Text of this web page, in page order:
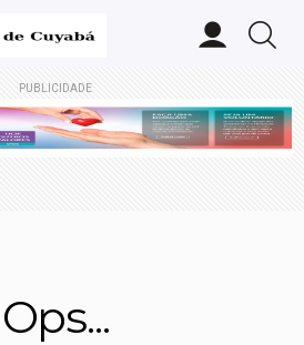
PUBLICIDADE
Ops...